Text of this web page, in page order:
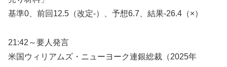
基準0、前回12.5（改定-）、予想6.7、結果-26.4（×）
21:42～要人発言
米国ウィリアムズ・ニューヨーク連銀総裁（2025年